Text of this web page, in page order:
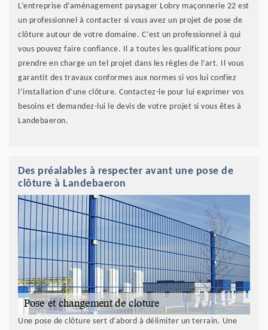
L’entreprise d’aménagement paysager Lobry maçonnerie 22 est
un professionnel à contacter si vous avez un projet de pose de
clôture autour de votre domaine. C’est un professionnel à qui
vous pouvez faire confiance. Il a toutes les qualifications pour
prendre en charge un tel projet dans les règles de l’art. Il vous
garantit des travaux conformes aux normes si vos lui confiez
l’installation d’une clôture. Contactez-le pour lui exprimer vos
besoins et demandez-lui le devis de votre projet si vous êtes à
Landebaeron.
Des préalables à respecter avant une pose de
clôture à Landebaeron
Une pose de clôture sert d’abord à délimiter un terrain. Une